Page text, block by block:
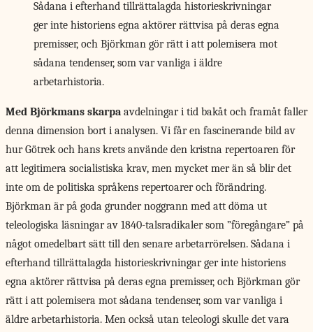
Sådana i efterhand tillrättalagda historieskrivningar
ger inte historiens egna aktörer rättvisa på deras egna
premisser, och Björkman gör rätt i att polemisera mot
sådana tendenser, som var vanliga i äldre
arbetarhistoria.
Med Björkmans skarpa avdelningar i tid bakåt och framåt faller
denna dimension bort i analysen. Vi får en fascinerande bild av
hur Götrek och hans krets använde den kristna repertoaren för
att legitimera socialistiska krav, men mycket mer än så blir det
inte om de politiska språkens repertoarer och förändring.
Björkman är på goda grunder noggrann med att döma ut
teleologiska läsningar av 1840-talsradikaler som ”föregångare” på
något omedelbart sätt till den senare arbetarrörelsen. Sådana i
efterhand tillrättalagda historieskrivningar ger inte historiens
egna aktörer rättvisa på deras egna premisser, och Björkman gör
rätt i att polemisera mot sådana tendenser, som var vanliga i
äldre arbetarhistoria. Men också utan teleologi skulle det vara